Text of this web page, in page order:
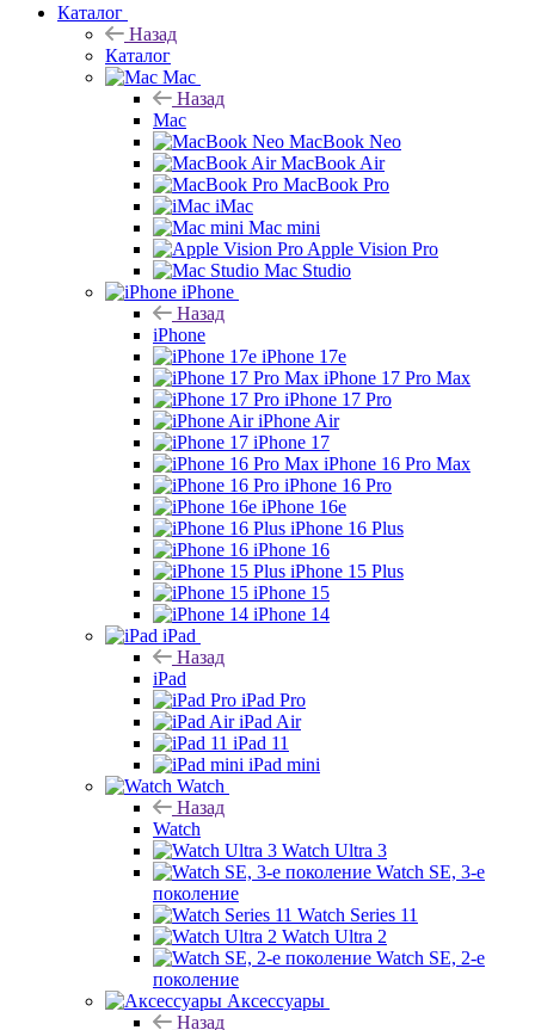
Каталог
Назад
Каталог
Mac
Назад
Mac
MacBook Neo
MacBook Air
MacBook Pro
iMac
Mac mini
Apple Vision Pro
Mac Studio
iPhone
Назад
iPhone
iPhone 17e
iPhone 17 Pro Max
iPhone 17 Pro
iPhone Air
iPhone 17
iPhone 16 Pro Max
iPhone 16 Pro
iPhone 16e
iPhone 16 Plus
iPhone 16
iPhone 15 Plus
iPhone 15
iPhone 14
iPad
Назад
iPad
iPad Pro
iPad Air
iPad 11
iPad mini
Watch
Назад
Watch
Watch Ultra 3
Watch SE, 3-е
поколение
Watch Series 11
Watch Ultra 2
Watch SE, 2-е
поколение
Аксессуары
Назад